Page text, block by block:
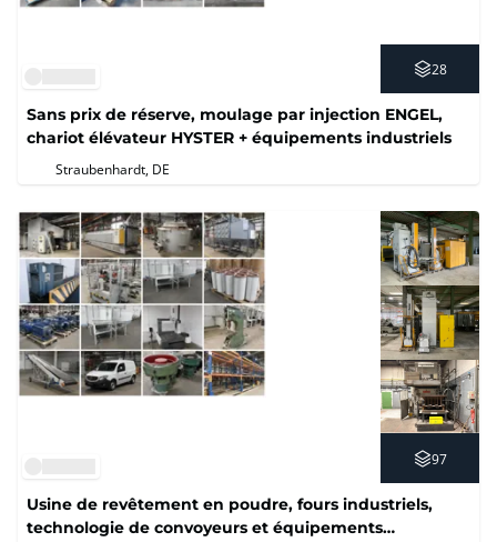
28
Sans prix de réserve, moulage par injection ENGEL,
chariot élévateur HYSTER + équipements industriels
Straubenhardt, DE
97
Usine de revêtement en poudre, fours industriels,
technologie de convoyeurs et équipements